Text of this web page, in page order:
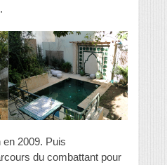
2009. Puis
du combattant pour